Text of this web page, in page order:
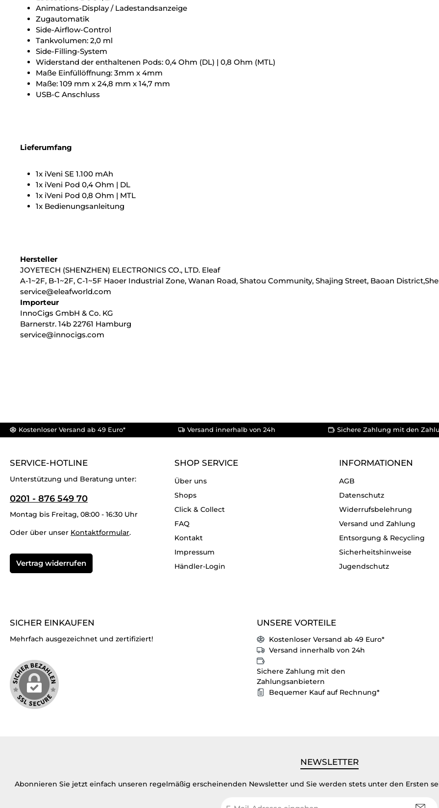
Animations-Display / Ladestandsanzeige
Zugautomatik
Side-Airflow-Control
Tankvolumen: 2,0 ml
Side-Filling-System
Widerstand der enthaltenen Pods: 0,4 Ohm (DL) | 0,8 Ohm (MTL)
Maße Einfüllöffnung: 3mm x 4mm
Maße: 109 mm x 24,8 mm x 14,7 mm
USB-C Anschluss
Lieferumfang
1x iVeni SE 1.100 mAh
1x iVeni Pod 0,4 Ohm | DL
1x iVeni Pod 0,8 Ohm | MTL
1x Bedienungsanleitung
Hersteller
JOYETECH (SHENZHEN) ELECTRONICS CO., LTD. Eleaf
A-1~2F, B-1~2F, C-1~5F Haoer Industrial Zone, Wanan Road, Shatou Community, Shajing Street, Baoan
service@eleafworld.com
Importeur
InnoCigs GmbH & Co. KG
Barnerstr. 14b 22761 Hamburg
service@innocigs.com
Kostenloser Versand ab 49 Euro* Versand innerhalb von 24h Sichere Zahlung mit den
SERVICE-HOTLINE
Unterstützung und Beratung unter:
0201 - 876 549 70
Montag bis Freitag, 08:00 - 16:30 Uhr
Oder über unser Kontaktformular.
Vertrag widerrufen
SHOP SERVICE
Über uns
Shops
Click & Collect
FAQ
Kontakt
Impressum
Händler-Login
INFORMATIONEN
AGB
Datenschutz
Widerrufsbelehrung
Versand und Zahlung
Entsorgung & Recycling
Sicherheitshinweise
Jugendschutz
SICHER EINKAUFEN
Mehrfach ausgezeichnet und zertifiziert!
UNSERE VORTEILE
Kostenloser Versand ab 49 Euro*
Versand innerhalb von 24h
Sichere Zahlung mit den
Zahlungsanbietern
Bequemer Kauf auf Rechnung*
NEWSLETTER
Abonnieren Sie jetzt einfach unseren regelmäßig erscheinenden Newsletter und Sie werden stets unter den Ersten